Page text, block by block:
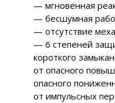
— мгновенная
— бесшумная
— отсутствие
— 6 степеней
короткого
от опасного
опасного
от импульсных